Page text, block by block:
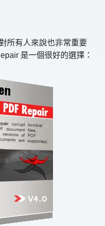
所有人來說也非常重要
是一個很好的選擇：